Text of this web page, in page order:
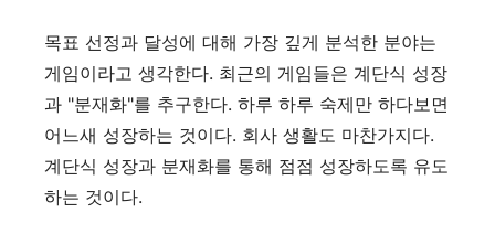
목표 선정과 달성에 대해 가장 깊게 분석한 분야는
게임이라고 생각한다. 최근의 게임들은 계단식 성장
과 "분재화"를 추구한다. 하루 하루 숙제만 하다보면
어느새 성장하는 것이다. 회사 생활도 마찬가지다.
계단식 성장과 분재화를 통해 점점 성장하도록 유도
하는 것이다.